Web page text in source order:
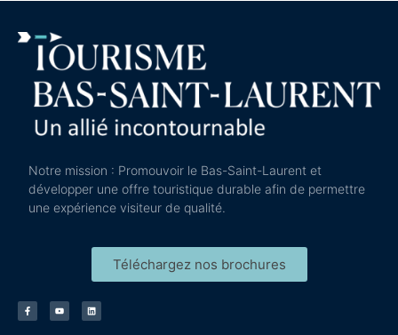
Notre mission : Promouvoir le Bas-Saint-Laurent et
développer une offre touristique durable afin de permettre
une expérience visiteur de qualité.
Téléchargez nos brochures